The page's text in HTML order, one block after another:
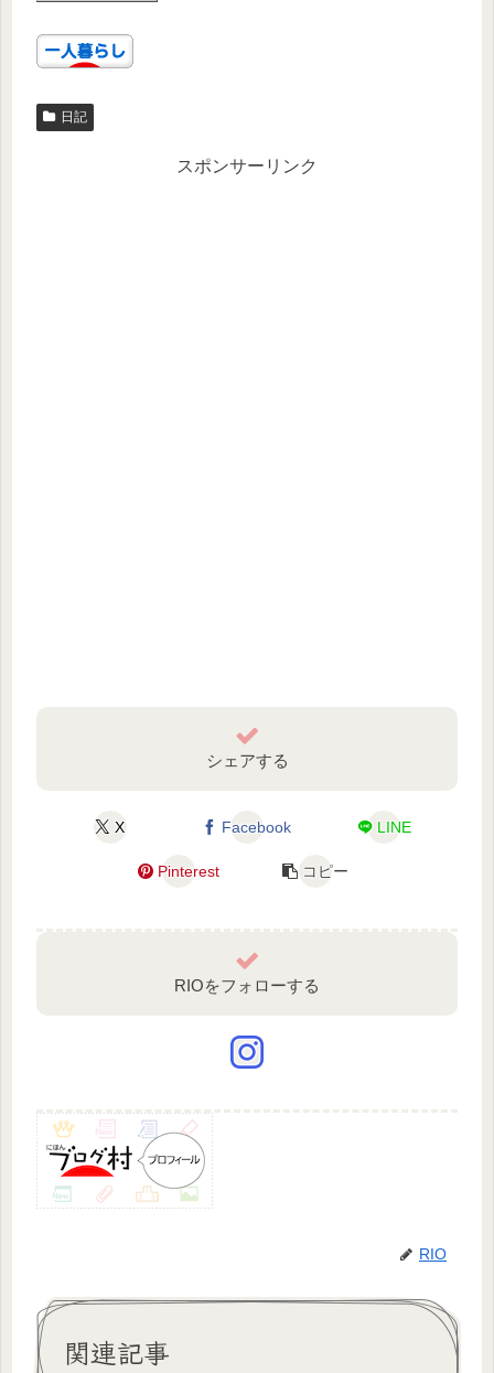
日記
スポンサーリンク
シェアする
X Facebook LINE
Pinterest コピー
RIOをフォローする
RIO
関連記事